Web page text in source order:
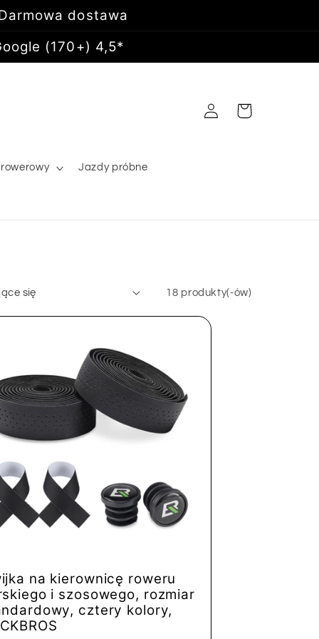
dostawa
(170+) 4,5*
Jazdy próbne
Zaloguj
się
Koszyk
18 produkty(-ów)
na kierownicę roweru
i szosowego, rozmiar
cztery kolory,